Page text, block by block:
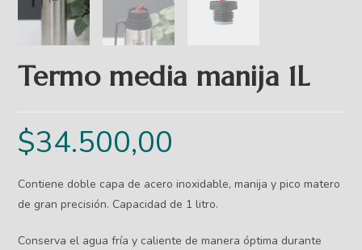
Termo media manija 1L
$34.500,00
Contiene doble capa de acero inoxidable, manija y pico matero
de gran precisión. Capacidad de 1 litro.
Conserva el agua fría y caliente de manera óptima durante